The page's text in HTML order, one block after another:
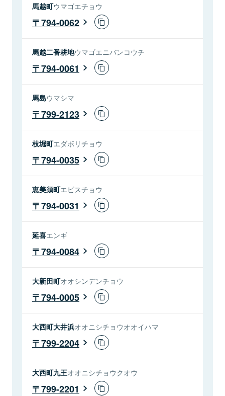
馬越町ウマゴエチョウ
794-0062
馬越二番耕地ウマゴエニバンコウチ
794-0061
馬島ウマシマ
799-2123
枝堀町エダボリチョウ
794-0035
恵美須町エビスチョウ
794-0031
延喜エンギ
794-0084
大新田町オオシンデンチョウ
794-0005
大西町大井浜オオニシチョウオオイハマ
799-2204
大西町九王オオニシチョウクオウ
799-2201